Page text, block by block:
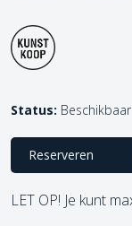
Status: Beschikbaar
Reserveren
LET OP! Je kunt